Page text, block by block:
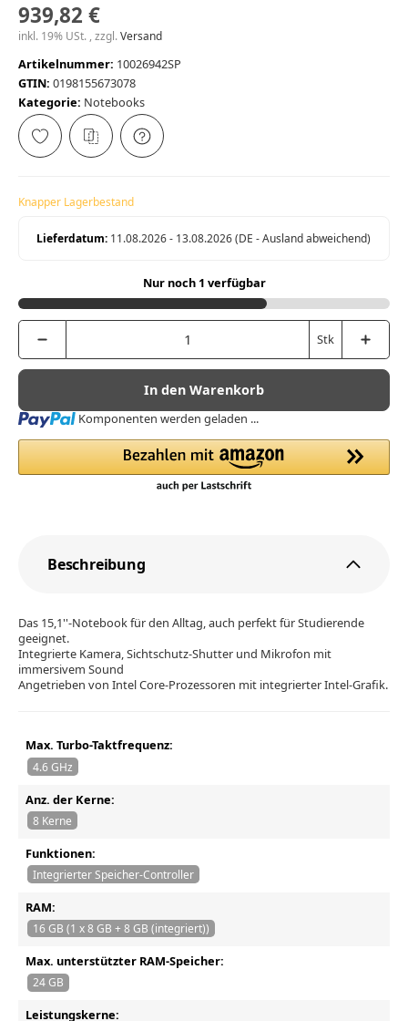
939,82 €
inkl. 19% USt. , zzgl.Versand
Artikelnummer: 10026942SP
GTIN: 0198155673078
Kategorie: Notebooks
Knapper Lagerbestand
Lieferdatum: 11.08.2026 - 13.08.2026(DE - Ausland abweichend)
Nur noch 1 verfügbar
Stk
In den Warenkorb
Loading... Komponenten werden geladen ...
Beschreibung
Das 15,1''-Notebook für den Alltag, auch perfekt für Studierende
geeignet.
Integrierte Kamera, Sichtschutz-Shutter und Mikrofon mit
immersivem Sound
Angetrieben von Intel Core-Prozessoren mit integrierter Intel-Grafik.
Max. Turbo-Taktfrequenz:
4.6 GHz
Anz. der Kerne:
8 Kerne
Funktionen:
Integrierter Speicher-Controller
RAM:
16 GB (1 x 8 GB + 8 GB (integriert))
Max. unterstützter RAM-Speicher:
24 GB
Leistungskerne: